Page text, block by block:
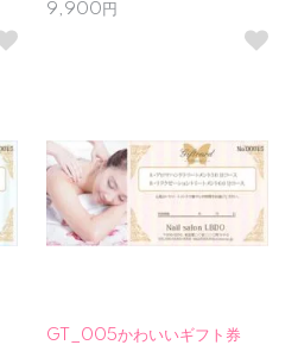
9,900円
GT_005かわいいギフト券